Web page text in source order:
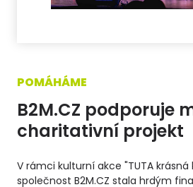
POMÁHÁME
B2M.CZ podporuje
charitativní projekt
V rámci kulturní akce "TUTA krásná
společnost B2M.CZ stala hrdým